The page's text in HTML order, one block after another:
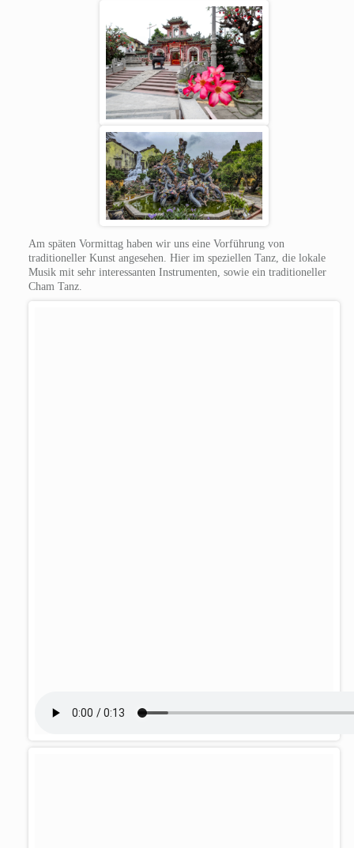
Am späten Vormittag haben wir uns eine Vorführung von
traditioneller Kunst angesehen. Hier im speziellen Tanz, die lokale
Musik mit sehr interessanten Instrumenten, sowie ein traditioneller
Cham Tanz.